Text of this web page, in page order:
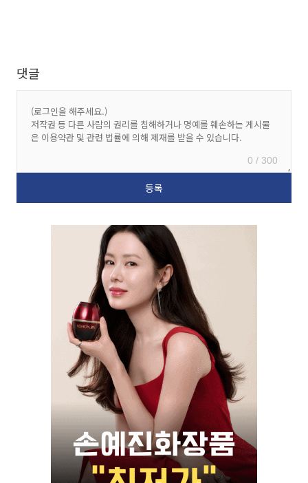
댓글
0 / 300